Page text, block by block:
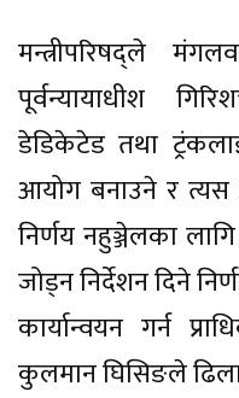
मन्त्रीपरिषद्ले
पूर्वन्यायाधीश
डेडिकेटेड तथा
आयोग बनाउने र
निर्णय नहुञ्जेलका
जोड्न निर्देशन दिने
कार्यान्वयन गर्न
कुलमान घिसिङले